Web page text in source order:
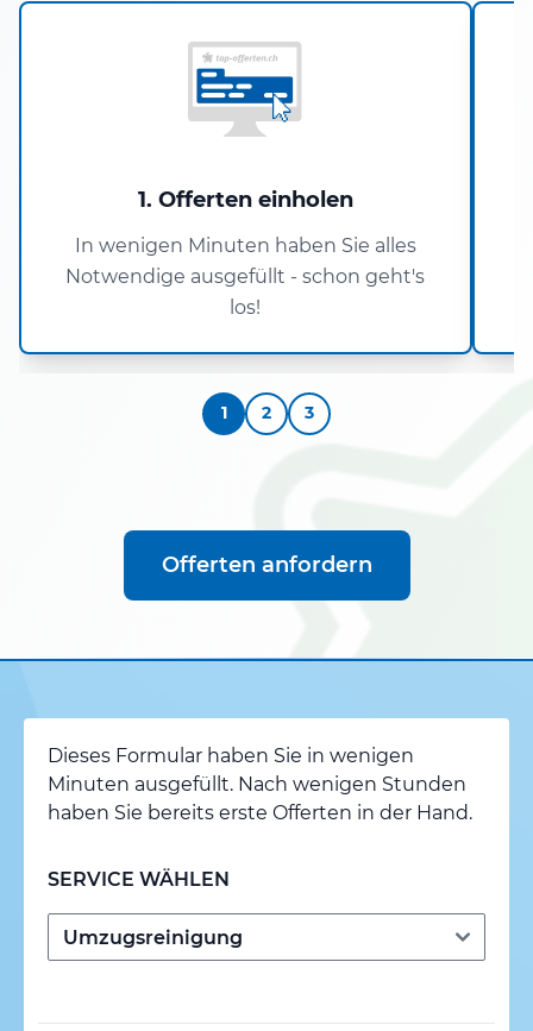
1. Offerten einholen
In wenigen Minuten haben Sie alles
Notwendige ausgefüllt - schon geht's
los!
1 2 3
Offerten anfordern
Dieses Formular haben Sie in wenigen
Minuten ausgefüllt. Nach wenigen Stunden
haben Sie bereits erste Offerten in der Hand.
SERVICE WÄHLEN